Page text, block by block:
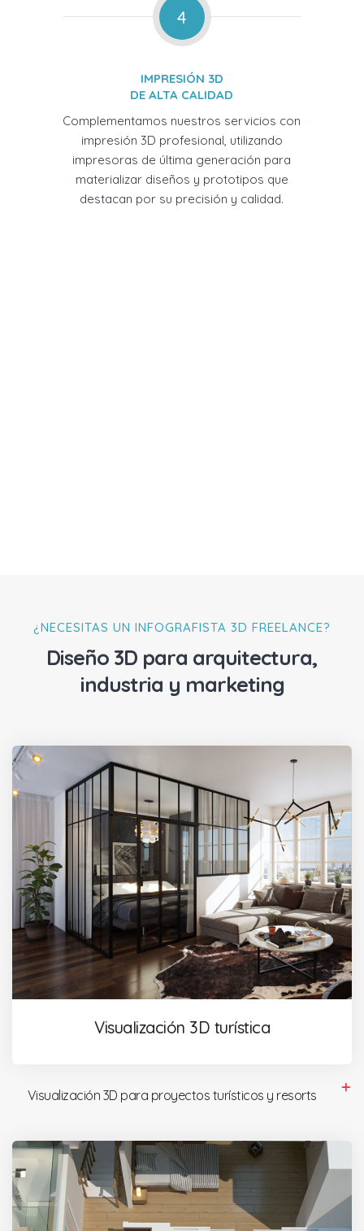
4
IMPRESIÓN 3D
DE ALTA CALIDAD
Complementamos nuestros servicios con
impresión 3D profesional, utilizando
impresoras de última generación para
materializar diseños y prototipos que
destacan por su precisión y calidad.
¿NECESITAS UN INFOGRAFISTA 3D FREELANCE?
Diseño 3D para arquitectura,
industria y marketing
Visualización 3D turística
Visualización 3D para proyectos turísticos y resorts